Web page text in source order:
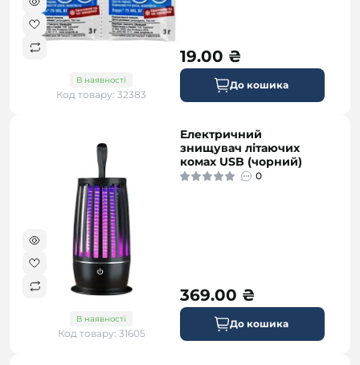
В наявності
Код товару: 32383
19.00 ₴
До кошика
В наявності
Код товару: 31605
Електричний
знищувач літаючих
комах USB (чорний)
0
369.00 ₴
До кошика